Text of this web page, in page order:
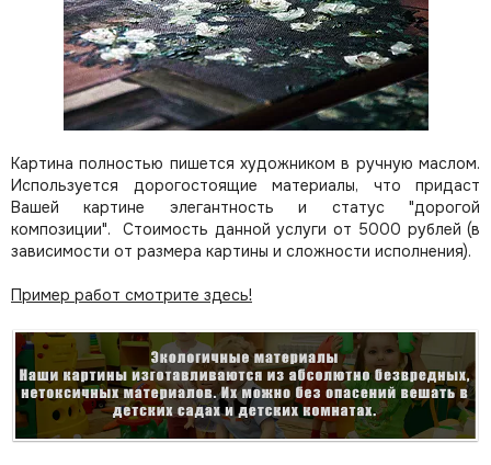
Картина полностью пишется художником в ручную маслом.
Используется дорогостоящие материалы, что придаст
Вашей картине элегантность и статус "дорогой
композиции". Стоимость данной услуги от 5000 рублей (в
зависимости от размера картины и сложности исполнения).
Пример работ смотрите здесь!